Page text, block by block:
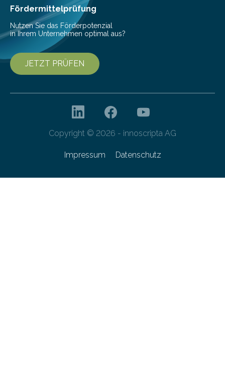
besser dämpft. Und das bei einer Gewichtseinsparung
von 20…
Fördermittelprüfung
Nutzen Sie das Förderpotenzial
in Ihrem Unternehmen optimal aus?
JETZT PRÜFEN
Copyright © 2026 - innoscripta AG
Impressum Datenschutz